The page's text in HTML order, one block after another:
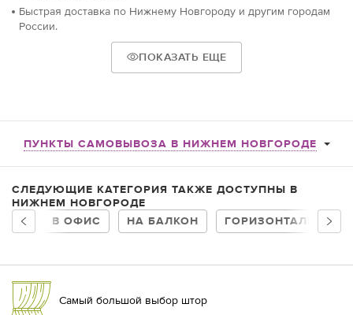
Быстрая доставка по Нижнему Новгороду и другим городам
России.
ПОКАЗАТЬ ЕЩЕ
ПУНКТЫ САМОВЫВОЗА В НИЖНЕМ НОВГОРОДЕ
СЛЕДУЮЩИЕ КАТЕГОРИЯ ТАКЖЕ ДОСТУПНЫ В
НИЖНЕМ НОВГОРОДЕ
В ОФИС
НА БАЛКОН ГОРИЗОНТАЛЬНЫЕ
Самый большой выбор штор